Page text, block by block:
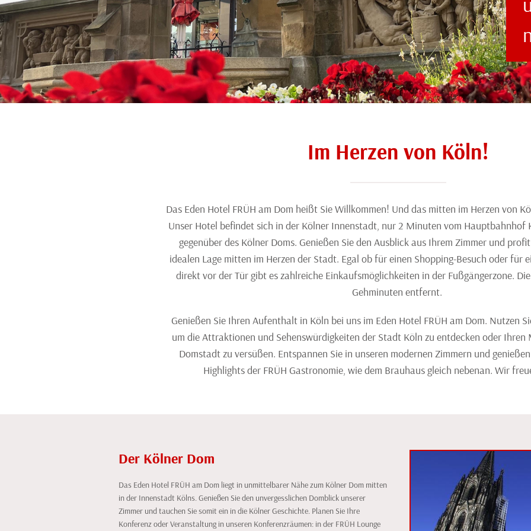
Im Herzen von Köln!
Das Eden Hotel FRÜH am Dom heißt Sie Willkommen! Und das mitten im Herzen von
Unser Hotel befindet sich in der Kölner Innenstadt, nur 2 Minuten vom Hauptbahnhof
gegenüber des Kölner Doms. Genießen Sie den Ausblick aus Ihrem Zimmer und
idealen Lage mitten im Herzen der Stadt. Egal ob für einen Shopping-Besuch oder für
direkt vor der Tür gibt es zahlreiche Einkaufsmöglichkeiten in der Fußgängerzone.
Gehminuten entfernt.
Genießen Sie Ihren Aufenthalt in Köln bei uns im Eden Hotel FRÜH am Dom. Nutzen
um die Attraktionen und Sehenswürdigkeiten der Stadt Köln zu entdecken oder
Domstadt zu versüßen. Entspannen Sie in unseren modernen Zimmern und
Highlights der FRÜH Gastronomie, wie dem Brauhaus gleich nebenan. Wir
Der Kölner Dom
Das Eden Hotel FRÜH am Dom liegt in unmittelbarer Nähe zum Kölner Dom mitten
in der Innenstadt Kölns. Genießen Sie den unvergesslichen Domblick unserer
Zimmer und tauchen Sie somit ein in die Kölner Geschichte. Planen Sie Ihre
Konferenz oder Veranstaltung in unseren Konferenzräumen: in der FRÜH Lounge